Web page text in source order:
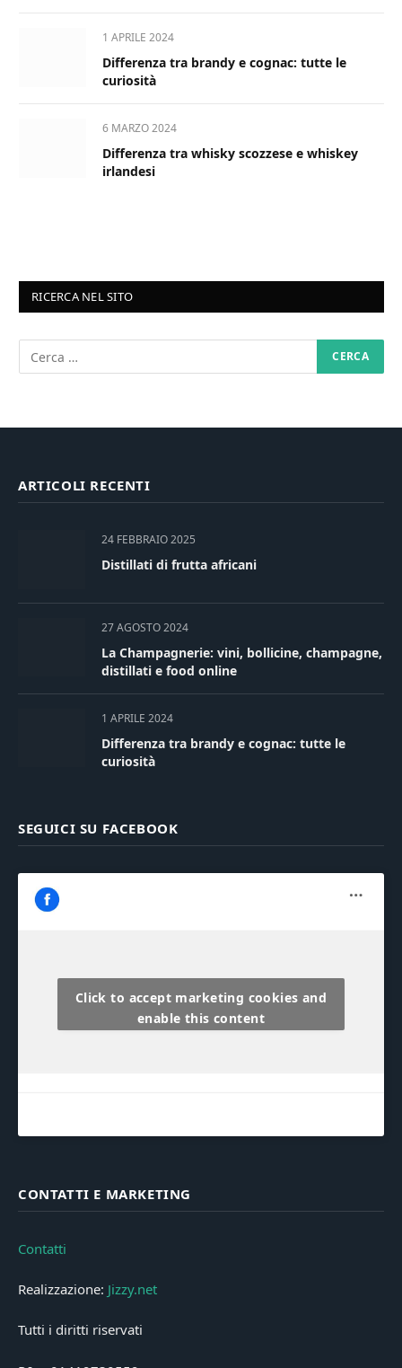
1 APRILE 2024
Differenza tra brandy e cognac: tutte le
curiosità
6 MARZO 2024
Differenza tra whisky scozzese e whiskey
irlandesi
RICERCA NEL SITO
ARTICOLI RECENTI
24 FEBBRAIO 2025
Distillati di frutta africani
27 AGOSTO 2024
La Champagnerie: vini, bollicine, champagne,
distillati e food online
1 APRILE 2024
Differenza tra brandy e cognac: tutte le
curiosità
SEGUICI SU FACEBOOK
Click to accept marketing cookies and
enable this content
CONTATTI E MARKETING
Contatti
Realizzazione: Jizzy.net
Tutti i diritti riservati